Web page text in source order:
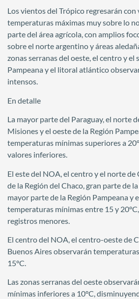
Los vientos del Trópico regresarán con
temperaturas máximas muy sobre lo
parte del área agrícola, con amplios
sobre el norte argentino y áreas
zonas serranas del oeste, el centro y el
Pampeana y el litoral atlántico
intensos.
En detalle
La mayor parte del Paraguay, el norte
Misiones y el oeste de la Región
temperaturas mínimas superiores a
valores inferiores.
El este del NOA, el centro y el norte
de la Región del Chaco, gran parte de
mayor parte de la Región Pampeana y
temperaturas mínimas entre 15 y
registros menores.
El centro del NOA, el centro-oeste de
Buenos Aires observarán
15°C.
Las zonas serranas del oeste
mínimas inferiores a 10°C,